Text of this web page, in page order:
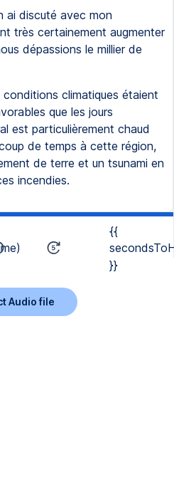
ai discuté avec mon
très certainement augmenter
dépassions le millier de
conditions climatiques étaient
que les jours
est particulièrement chaud
de temps à cette région,
de terre et un tsunami en
incendies.
{{
}}
Audio file